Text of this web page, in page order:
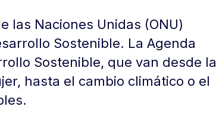
las Naciones Unidas (ONU)
Sostenible. La Agenda
Sostenible, que van desde la
hasta el cambio climático o el